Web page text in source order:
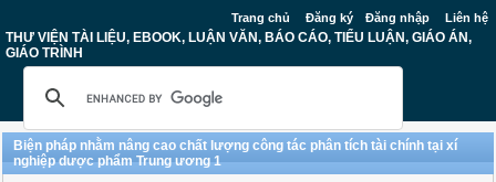
Trang chủ Đăng ký Đăng nhập Liên hệ
THƯ VIỆN TÀI LIỆU, EBOOK, LUẬN VĂN, BÁO CÁO, TIỂU LUẬN, GIÁO ÁN,
GIÁO TRÌNH
Biện pháp nhằm nâng cao chất lượng công tác phân tích tài chính tại xí
nghiệp dược phẩm Trung ương 1